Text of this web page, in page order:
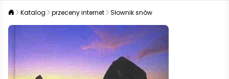
Katalog przeceny internet Słownik snów